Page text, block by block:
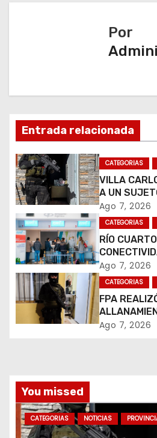
ó
n
d
e
e
n
t
r
a
d
Por
Entrada relacionada
CATEGORIAS
VILLA
A UN
Ago 7, 2026
CATEGORIAS
RÍO
CUATRO
BUENOS
Ago 7, 2026
CATEGORIAS
FPA
BUSTOS-
Ago 7, 2026
You missed
CATEGORIAS NOTICIAS